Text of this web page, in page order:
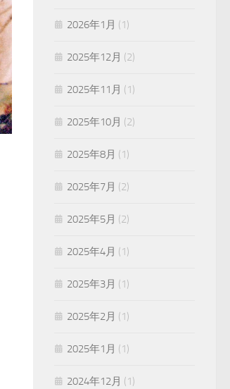
2026年1月 (1)
2025年12月 (2)
2025年11月 (1)
2025年10月 (2)
2025年8月 (1)
2025年7月 (2)
2025年5月 (2)
2025年4月 (1)
2025年3月 (1)
2025年2月 (1)
2025年1月 (1)
2024年12月 (1)